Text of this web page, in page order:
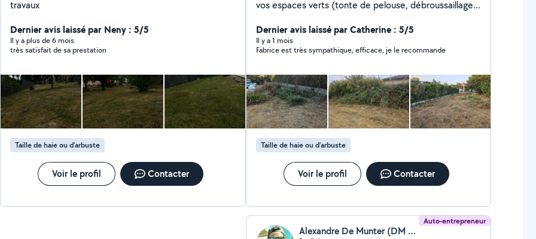
travaux
Dernier avis laissé par Neny : 5/5
Il y a plus de 6 mois
très satisfait de sa prestation
Taille de haie ou d'arbuste
Voir le profil Contacter
vos espaces verts (tonte de pelouse, débroussaillage
propre matériel professionnel (tondeuse,
débroussailleuse thermique). Je suis sérieux, ponctuel
et je laisse le terrain propre. Disponible pour des
Dernier avis laissé par Catherine : 5/5
Il y a 1 mois
Fabrice est très sympathique, efficace, je le recommande
Taille de haie ou d'arbuste
Voir le profil Contacter
Auto-entrepreneur
Alexandre De Munter (DM SERVICES)